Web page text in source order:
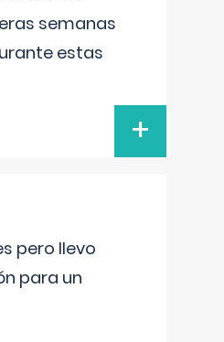
semanas
estas
+
pero llevo
para un